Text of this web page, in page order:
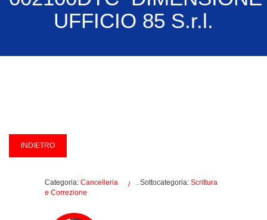
UFFICIO 85 S.r.l.
Categoria: Cancelleria . Sottocategoria: Scrittura
e Correzione